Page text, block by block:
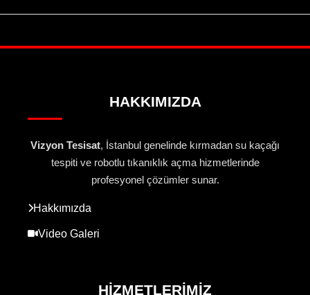
HAKKIMIZDA
Vizyon Tesisat, İstanbul genelinde kırmadan su kaçağı
tespiti ve robotlu tıkanıklık açma hizmetlerinde
profesyonel çözümler sunar.
Hakkımızda
Video Galeri
HIZMETLERIMIZ